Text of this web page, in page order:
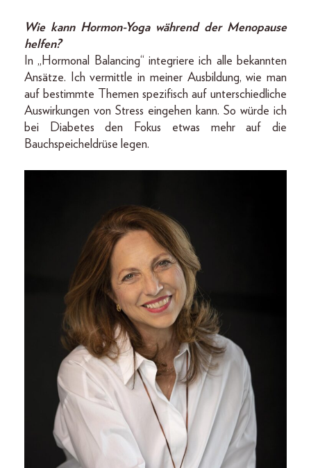
Wie kann Hormon-Yoga während der Menopause
helfen?
In „Hormonal Balancing“ integriere ich alle bekannten
Ansätze. Ich vermittle in meiner Ausbildung, wie man
auf bestimmte Themen spezifisch auf unterschiedliche
Auswirkungen von Stress eingehen kann. So würde ich
bei Diabetes den Fokus etwas mehr auf die
Bauchspeicheldrüse legen.